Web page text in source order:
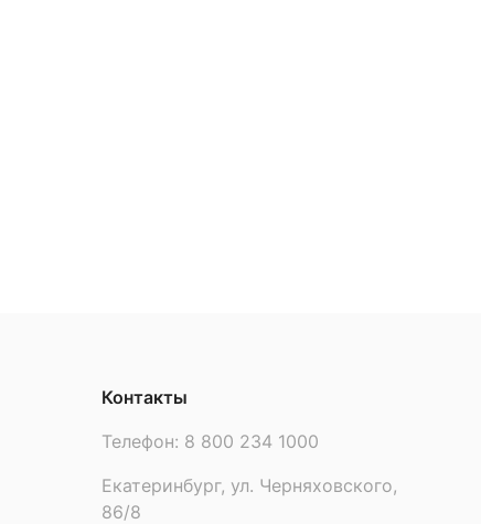
Контакты
Телефон: 8 800 234 1000
Екатеринбург, ул. Черняховского,
86/8